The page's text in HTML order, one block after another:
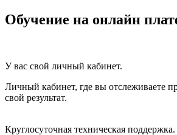
Обучение на онлайн
У вас свой личный кабинет.
Личный кабинет, где вы отслеживаете
свой результат.
Круглосуточная техническая поддержка.